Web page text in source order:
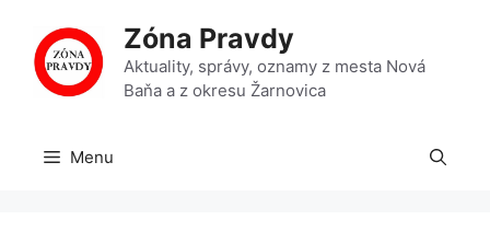
obsah
Zóna Pravdy
Aktuality, správy, oznamy z mesta Nová
Baňa a z okresu Žarnovica
Menu